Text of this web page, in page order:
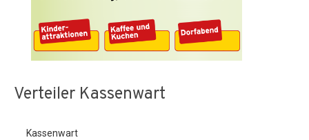
Verteiler Kassenwart
Kassenwart